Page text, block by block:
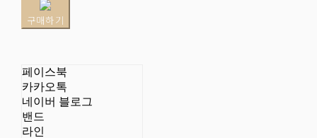
구매하기
페이스북
카카오톡
네이버 블로그
밴드
라인